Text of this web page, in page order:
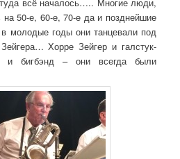
50-е, 60-е, 70-е да и позднейшие
в молодые годы они танцевали под
Хорре Зейгер и галстук-
и бигбэнд – они всегда были